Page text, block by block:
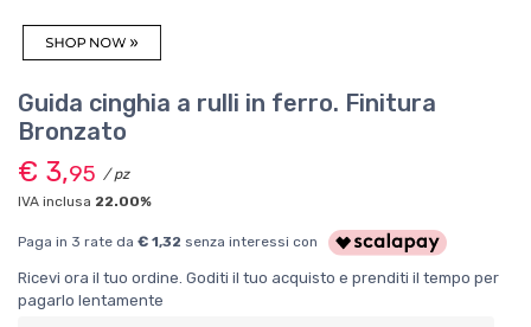
Guida cinghia a rulli in ferro. Finitura
Bronzato
€ 3,95 / pz
IVA inclusa 22.00%
Paga in 3 rate da € 1,32 senza interessi con
Ricevi ora il tuo ordine. Goditi il tuo acquisto e prenditi il tempo per
pagarlo lentamente